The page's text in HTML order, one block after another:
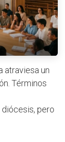
atraviesa un
Términos
diócesis, pero